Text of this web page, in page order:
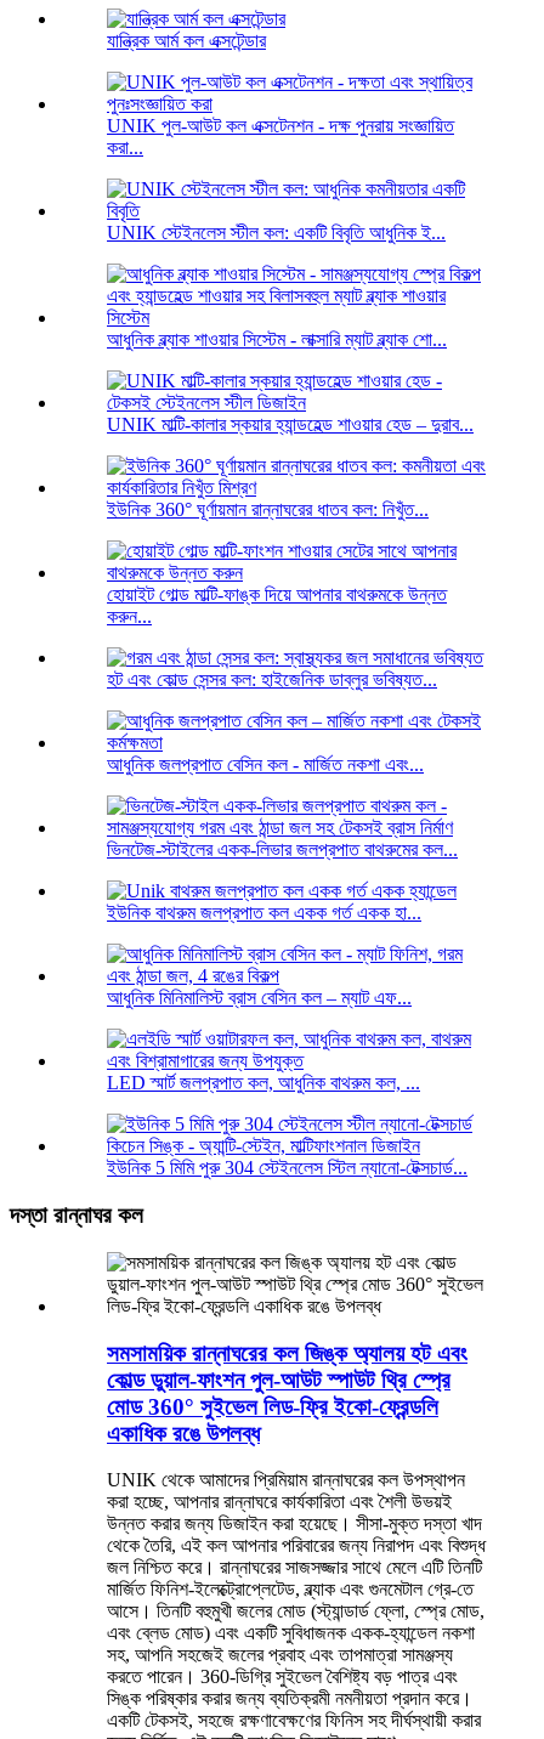
যান্ত্রিক আর্ম কল এক্সটেন্ডার
UNIK পুল-আউট কল এক্সটেনশন - দক্ষ পুনরায় সংজ্ঞায়িত
করা...
UNIK স্টেইনলেস স্টীল কল: একটি বিবৃতি আধুনিক ই...
আধুনিক ব্ল্যাক শাওয়ার সিস্টেম - লাক্সারি ম্যাট ব্ল্যাক শো...
UNIK মাল্টি-কালার স্কয়ার হ্যান্ডহেল্ড শাওয়ার হেড – দুরাব...
ইউনিক 360° ঘূর্ণায়মান রান্নাঘরের ধাতব কল: নিখুঁত...
হোয়াইট গোল্ড মাল্টি-ফাঙ্ক দিয়ে আপনার বাথরুমকে উন্নত
করুন...
হট এবং কোল্ড সেন্সর কল: হাইজেনিক ডাব্লুর ভবিষ্যত...
আধুনিক জলপ্রপাত বেসিন কল - মার্জিত নকশা এবং...
ভিনটেজ-স্টাইলের একক-লিভার জলপ্রপাত বাথরুমের কল...
ইউনিক বাথরুম জলপ্রপাত কল একক গর্ত একক হা...
আধুনিক মিনিমালিস্ট ব্রাস বেসিন কল – ম্যাট এফ...
LED স্মার্ট জলপ্রপাত কল, আধুনিক বাথরুম কল, ...
ইউনিক 5 মিমি পুরু 304 স্টেইনলেস স্টিল ন্যানো-টেক্সচার্ড...
দস্তা রান্নাঘর কল
সমসাময়িক রান্নাঘরের কল জিঙ্ক অ্যালয় হট এবং
কোল্ড ডুয়াল-ফাংশন পুল-আউট স্পাউট থ্রি স্প্রে
মোড 360° সুইভেল লিড-ফ্রি ইকো-ফ্রেন্ডলি
একাধিক রঙে উপলব্ধ
UNIK থেকে আমাদের প্রিমিয়াম রান্নাঘরের কল উপস্থাপন
করা হচ্ছে, আপনার রান্নাঘরে কার্যকারিতা এবং শৈলী উভয়ই
উন্নত করার জন্য ডিজাইন করা হয়েছে। সীসা-মুক্ত দস্তা খাদ
থেকে তৈরি, এই কল আপনার পরিবারের জন্য নিরাপদ এবং বিশুদ্ধ
জল নিশ্চিত করে। রান্নাঘরের সাজসজ্জার সাথে মেলে এটি তিনটি
মার্জিত ফিনিশ-ইলেক্ট্রোপ্লেটেড, ব্ল্যাক এবং গুনমেটাল গ্রে-তে
আসে। তিনটি বহুমুখী জলের মোড (স্ট্যান্ডার্ড ফ্লো, স্প্রে মোড,
এবং ব্লেড মোড) এবং একটি সুবিধাজনক একক-হ্যান্ডেল নকশা
সহ, আপনি সহজেই জলের প্রবাহ এবং তাপমাত্রা সামঞ্জস্য
করতে পারেন। 360-ডিগ্রি সুইভেল বৈশিষ্ট্য বড় পাত্র এবং
সিঙ্ক পরিষ্কার করার জন্য ব্যতিক্রমী নমনীয়তা প্রদান করে।
একটি টেকসই, সহজে রক্ষণাবেক্ষণের ফিনিস সহ দীর্ঘস্থায়ী করার